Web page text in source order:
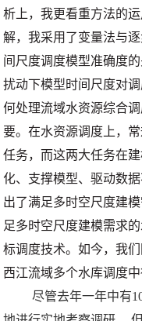
析上，我更看重方法的
解，我采用了变量法与
间尺度调度模型准确度
扰动下模型时间尺度对
何处理流域水资源综合
要。在水资源调度上，
任务，而这两大任务在
化、支撑模型、驱动数
出了满足多时空尺度建
足多时空尺度建模需求
标调度技术。如今，我
西江流域多个水库调度中
尽管去年一年中有